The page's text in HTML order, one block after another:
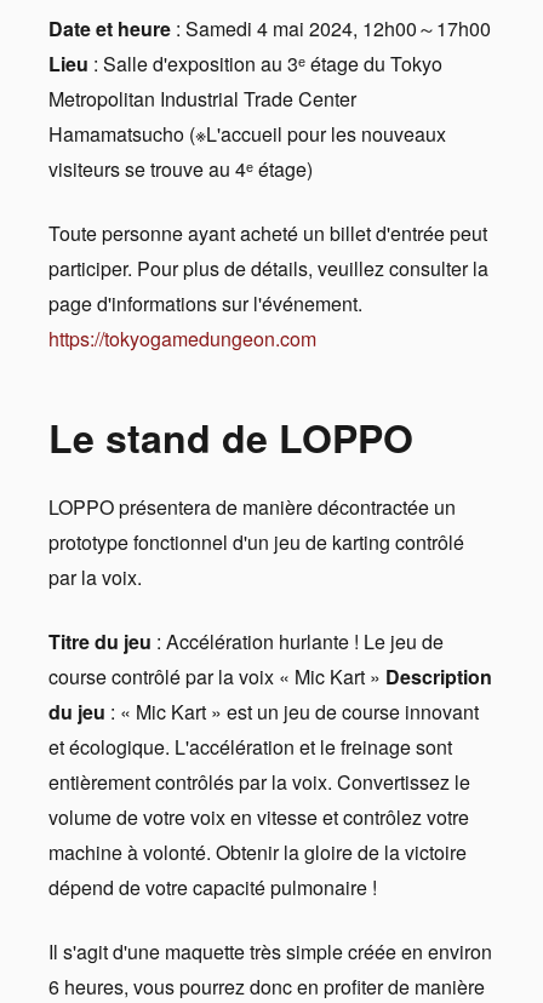
Date et heure : Samedi 4 mai 2024, 12h00～17h00
Lieu : Salle d'exposition au 3ᵉ étage du Tokyo
Metropolitan Industrial Trade Center
Hamamatsucho (※L'accueil pour les nouveaux
visiteurs se trouve au 4ᵉ étage)
Toute personne ayant acheté un billet d'entrée peut
participer. Pour plus de détails, veuillez consulter la
page d'informations sur l'événement.
https://tokyogamedungeon.com
Le stand de LOPPO
LOPPO présentera de manière décontractée un
prototype fonctionnel d'un jeu de karting contrôlé
par la voix.
Titre du jeu : Accélération hurlante ! Le jeu de
course contrôlé par la voix « Mic Kart » Description
du jeu : « Mic Kart » est un jeu de course innovant
et écologique. L'accélération et le freinage sont
entièrement contrôlés par la voix. Convertissez le
volume de votre voix en vitesse et contrôlez votre
machine à volonté. Obtenir la gloire de la victoire
dépend de votre capacité pulmonaire !
Il s'agit d'une maquette très simple créée en environ
6 heures, vous pourrez donc en profiter de manière